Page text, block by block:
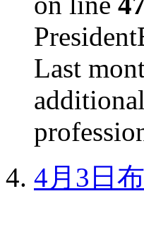
Last
4月3日